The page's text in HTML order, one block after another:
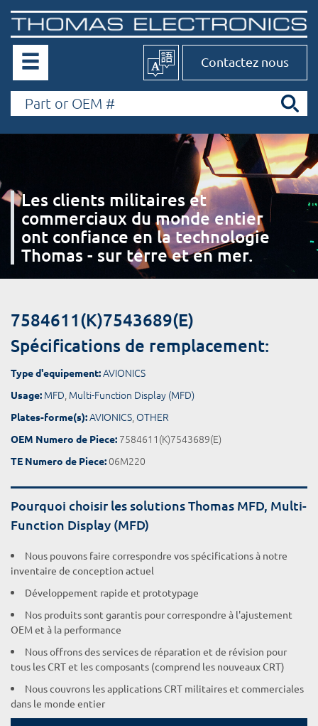
Contactez nous
Les clients militaires et
commerciaux du monde entier
ont confiance en la technologie
Thomas - sur terre et en mer.
7584611(K)7543689(E)
Spécifications de remplacement:
Type d'equipement:AVIONICS
Usage: MFD, Multi-Function Display (MFD)
Plates-forme(s):AVIONICS, OTHER
OEM Numero de Piece: 7584611(K)7543689(E)
TE Numero de Piece:06M220
Pourquoi choisir les solutions Thomas MFD, Multi-
Function Display (MFD)
Nous pouvons faire correspondre vos spécifications à notre
inventaire de conception actuel
Développement rapide et prototypage
Nos produits sont garantis pour correspondre à l'ajustement
OEM et à la performance
Nous offrons des services de réparation et de révision pour
tous les CRT et les composants (comprend les nouveaux CRT)
Nous couvrons les applications CRT militaires et commerciales
dans le monde entier